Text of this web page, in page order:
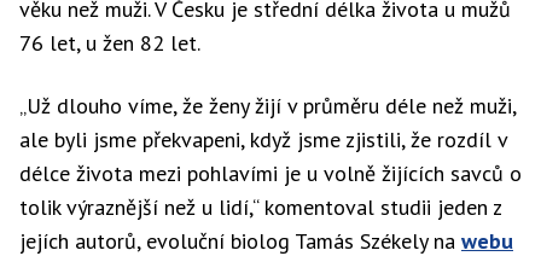
samice
rypouše
sloního.
věku než muži. V Česku je střední délka života u mužů
76 let, u žen 82 let.
„Už dlouho víme, že ženy žijí v průměru déle než muži,
ale byli jsme překvapeni, když jsme zjistili, že rozdíl v
délce života mezi pohlavími je u volně žijících savců o
tolik výraznější než u lidí,“ komentoval studii jeden z
jejích autorů, evoluční biolog Tamás Székely na webu